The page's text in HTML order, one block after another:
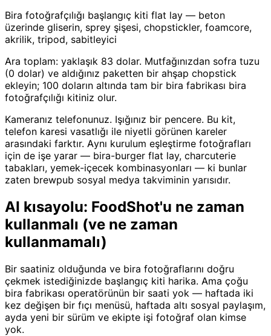
Bira fotoğrafçılığı başlangıç kiti flat lay — beton
üzerinde gliserin, sprey şişesi, chopstickler, foamcore,
akrilik, tripod, sabitleyici
Ara toplam: yaklaşık 83 dolar. Mutfağınızdan sofra tuzu
(0 dolar) ve aldığınız paketten bir ahşap chopstick
ekleyin; 100 doların altında tam bir bira fabrikası bira
fotoğrafçılığı kitiniz olur.
Kameranız telefonunuz. Işığınız bir pencere. Bu kit,
telefon karesi vasatlığı ile niyetli görünen kareler
arasındaki farktır. Aynı kurulum eşleştirme fotoğrafları
için de işe yarar — bira-burger flat lay, charcuterie
tabakları, yemek-içecek kombinasyonları — ki bunlar
zaten brewpub sosyal medya takviminin yarısıdır.
AI kısayolu: FoodShot'u ne zaman
kullanmalı (ve ne zaman
kullanmamalı)
Bir saatiniz olduğunda ve bira fotoğraflarını doğru
çekmek istediğinizde başlangıç kiti harika. Ama çoğu
bira fabrikası operatörünün bir saati yok — haftada iki
kez değişen bir fıçı menüsü, haftada altı sosyal paylaşım,
ayda yeni bir sürüm ve ekipte işi fotoğraf olan kimse
yok.